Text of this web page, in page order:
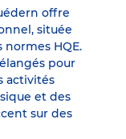
offre
située
HQE.
pour
activités
et des
sur des